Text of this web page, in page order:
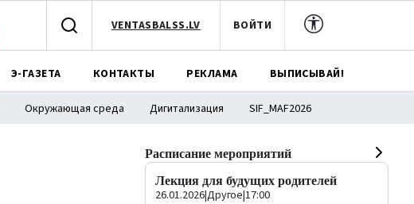
VENTASBALSS.LV ВОЙТИ
Э-ГАЗЕТА КОНТАКТЫ РЕКЛАМА ВЫПИСЫВАЙ!
Окружающая среда Дигитализация SIF_MAF2026
Расписание мероприятий
Лекция для будущих родителей
26.01.2026|Другое|17:00